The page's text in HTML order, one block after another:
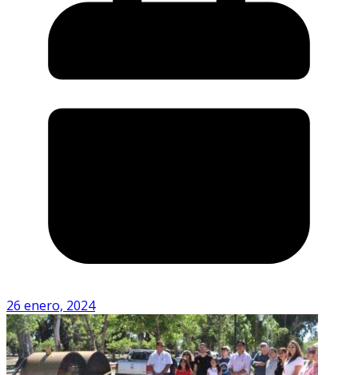
26 enero, 2024